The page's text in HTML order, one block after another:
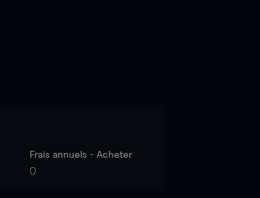
Frais annuels - Acheter
0